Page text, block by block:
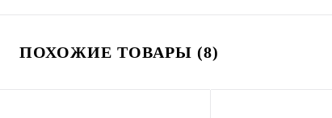
ПОХОЖИЕ ТОВАРЫ (8)